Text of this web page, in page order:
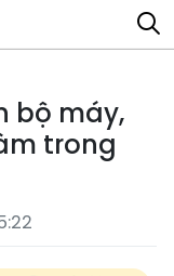
bộ máy,
trong